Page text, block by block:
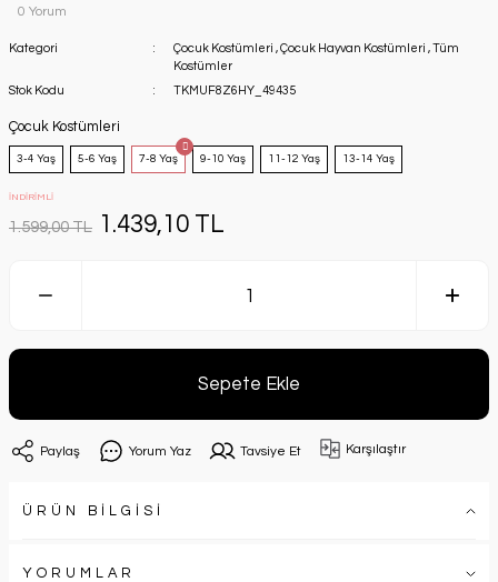
0 Yorum
Kategori Çocuk Kostümleri ,Çocuk Hayvan Kostümleri ,Tüm
Kostümler
Stok Kodu
TKMUF8Z6HY_49435
Çocuk Kostümleri
3-4 Yaş 5-6 Yaş 7-8 Yaş 9-10 Yaş 11-12 Yaş 13-14 Yaş
İNDİRİMLİ
1.599,00 TL 1.439,10 TL
Sepete Ekle
Paylaş Yorum Yaz Tavsiye Et Karşılaştır
ÜRÜN BİLGİSİ
YORUMLAR